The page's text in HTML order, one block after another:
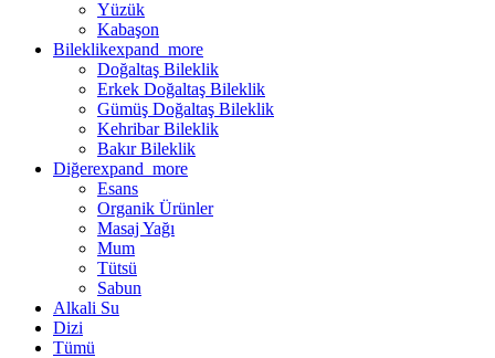
Yüzük
Kabaşon
Bileklikexpand_more
Doğaltaş Bileklik
Erkek Doğaltaş Bileklik
Gümüş Doğaltaş Bileklik
Kehribar Bileklik
Bakır Bileklik
Diğerexpand_more
Esans
Organik Ürünler
Masaj Yağı
Mum
Tütsü
Sabun
Alkali Su
Dizi
Tümü